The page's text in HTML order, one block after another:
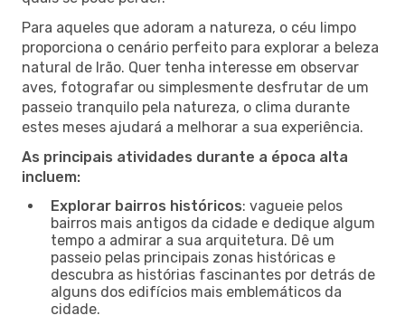
Para aqueles que adoram a natureza, o céu limpo
proporciona o cenário perfeito para explorar a beleza
natural de Irão. Quer tenha interesse em observar
aves, fotografar ou simplesmente desfrutar de um
passeio tranquilo pela natureza, o clima durante
estes meses ajudará a melhorar a sua experiência.
As principais atividades durante a época alta
incluem:
Explorar bairros históricos: vagueie pelos
bairros mais antigos da cidade e dedique algum
tempo a admirar a sua arquitetura. Dê um
passeio pelas principais zonas históricas e
descubra as histórias fascinantes por detrás de
alguns dos edifícios mais emblemáticos da
cidade.